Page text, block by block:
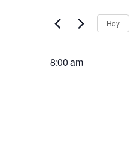
12
junio,
búsqueda
y
Busca
la
Hoy
8:00 am